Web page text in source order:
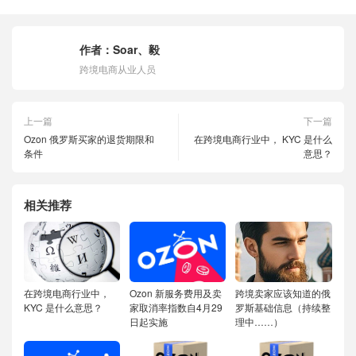
作者： Soar、毅
跨境电商从业人员
上一篇
Ozon 俄罗斯买家的退货期限和
条件
下一篇
在跨境电商行业中， KYC 是什么
意思？
相关推荐
在跨境电商行业中，
KYC 是什么意思？
Ozon 新服务费用及卖
家取消率指数自4月29
日起实施
跨境卖家应该知道的俄
罗斯基础信息（持续整
理中……）